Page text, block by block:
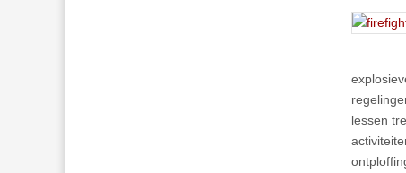
lessen